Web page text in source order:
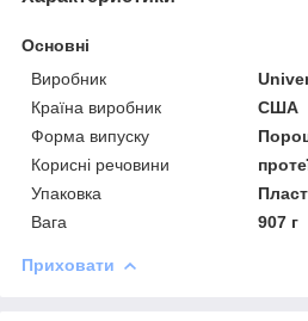
Основні
Виробник
Країна виробник
США
Форма випуску
Корисні речовини
Упаковка
Вага
907 г
Приховати